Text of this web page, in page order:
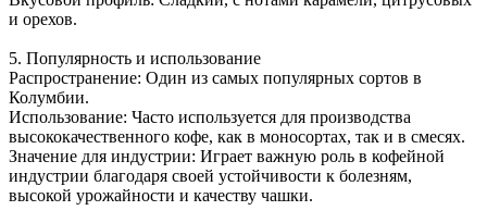
и орехов.
5. Популярность и использование
Распространение: Один из самых популярных сортов в
Колумбии.
Использование: Часто используется для производства
высококачественного кофе, как в моносортах, так и в смесях.
Значение для индустрии: Играет важную роль в кофейной
индустрии благодаря своей устойчивости к болезням,
высокой урожайности и качеству чашки.